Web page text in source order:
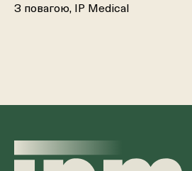
З повагою, IP Medical